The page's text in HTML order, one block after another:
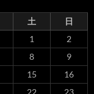
土
日
1
2
8
9
15
16